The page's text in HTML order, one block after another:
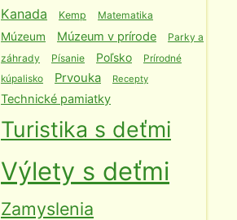
Kanada Kemp Matematika
Múzeum Múzeum v prírode
Parky a
záhrady
Písanie Poľsko
Prírodné
kúpalisko
Prvouka Recepty
Technické pamiatky
Turistika s deťmi
Výlety s deťmi
Zamyslenia